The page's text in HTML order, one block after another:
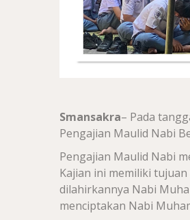
Smansakra– Pada
Pengajian Maulid Nabi
Pengajian Maulid Nabi
Kajian ini memiliki
dilahirkannya Nabi
menciptakan Nabi